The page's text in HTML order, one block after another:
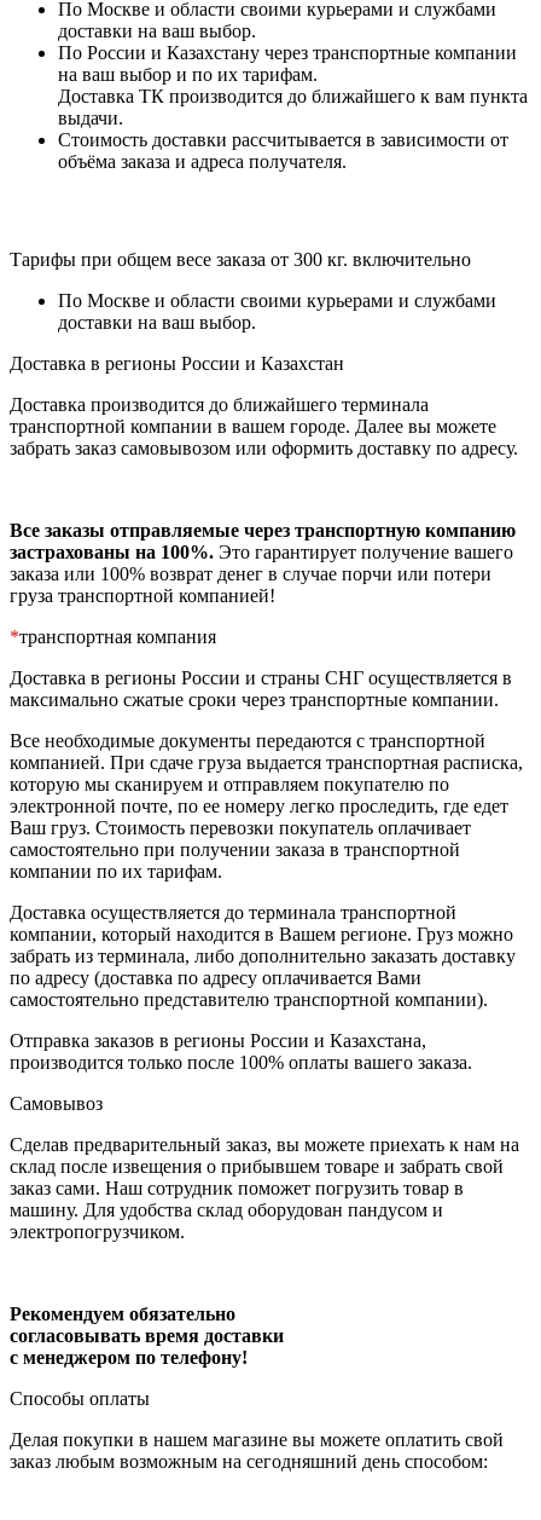
По Москве и области своими курьерами и службами
доставки на ваш выбор.
По России и Казахстану через транспортные компании
на ваш выбор и по их тарифам.
Доставка ТК производится до ближайшего к вам пункта
выдачи.
Стоимость доставки рассчитывается в зависимости от
объёма заказа и адреса получателя.
Тарифы при общем весе заказа от 300 кг. включительно
По Москве и области своими курьерами и службами
доставки на ваш выбор.
Доставка в регионы России и Казахстан
Доставка производится до ближайшего терминала
транспортной компании в вашем городе. Далее вы можете
забрать заказ самовывозом или оформить доставку по адресу.
Все заказы отправляемые через транспортную компанию
застрахованы на 100%. Это гарантирует получение вашего
заказа или 100% возврат денег в случае порчи или потери
груза транспортной компанией!
*транспортная компания
Доставка в регионы России и страны СНГ осуществляется в
максимально сжатые сроки через транспортные компании.
Все необходимые документы передаются с транспортной
компанией. При сдаче груза выдается транспортная расписка,
которую мы сканируем и отправляем покупателю по
электронной почте, по ее номеру легко проследить, где едет
Ваш груз. Стоимость перевозки покупатель оплачивает
самостоятельно при получении заказа в транспортной
компании по их тарифам.
Доставка осуществляется до терминала транспортной
компании, который находится в Вашем регионе. Груз можно
забрать из терминала, либо дополнительно заказать доставку
по адресу (доставка по адресу оплачивается Вами
самостоятельно представителю транспортной компании).
Отправка заказов в регионы России и Казахстана,
производится только после 100% оплаты вашего заказа.
Самовывоз
Сделав предварительный заказ, вы можете приехать к нам на
склад после извещения о прибывшем товаре и забрать свой
заказ сами. Наш сотрудник поможет погрузить товар в
машину. Для удобства склад оборудован пандусом и
электропогрузчиком.
Рекомендуем обязательно
согласовывать время доставки
с менеджером по телефону!
Способы оплаты
Делая покупки в нашем магазине вы можете оплатить свой
заказ любым возможным на сегодняшний день способом: